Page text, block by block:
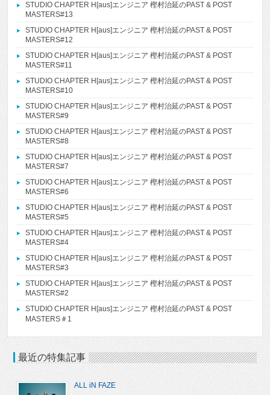
STUDIO CHAPTER H[aus]エンジニア 樫村治延のPAST & POST
MASTERS#13
STUDIO CHAPTER H[aus]エンジニア 樫村治延のPAST & POST
MASTERS#12
STUDIO CHAPTER H[aus]エンジニア 樫村治延のPAST & POST
MASTERS#11
STUDIO CHAPTER H[aus]エンジニア 樫村治延のPAST & POST
MASTERS#10
STUDIO CHAPTER H[aus]エンジニア 樫村治延のPAST & POST
MASTERS#9
STUDIO CHAPTER H[aus]エンジニア 樫村治延のPAST & POST
MASTERS#8
STUDIO CHAPTER H[aus]エンジニア 樫村治延のPAST & POST
MASTERS#7
STUDIO CHAPTER H[aus]エンジニア 樫村治延のPAST & POST
MASTERS#6
STUDIO CHAPTER H[aus]エンジニア 樫村治延のPAST & POST
MASTERS#5
STUDIO CHAPTER H[aus]エンジニア 樫村治延のPAST & POST
MASTERS#4
STUDIO CHAPTER H[aus]エンジニア 樫村治延のPAST & POST
MASTERS#3
STUDIO CHAPTER H[aus]エンジニア 樫村治延のPAST & POST
MASTERS#2
STUDIO CHAPTER H[aus]エンジニア 樫村治延のPAST & POST
MASTERS＃1
最近の特集記事
ALL iN FAZE